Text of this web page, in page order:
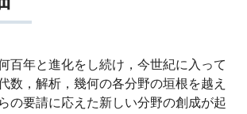
百年と進化をし続け，今世紀に入って
数，解析，幾何の各分野の垣根を越え
の要請に応えた新しい分野の創成が起